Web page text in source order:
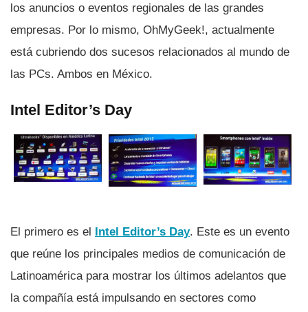
los anuncios o eventos regionales de las grandes
empresas. Por lo mismo, OhMyGeek!, actualmente
está cubriendo dos sucesos relacionados al mundo de
las PCs. Ambos en México.
Intel Editor’s Day
El primero es el Intel Editor’s Day. Este es un evento
que reúne los principales medios de comunicación de
Latinoamérica para mostrar los últimos adelantos que
la compañí­a está impulsando en sectores como